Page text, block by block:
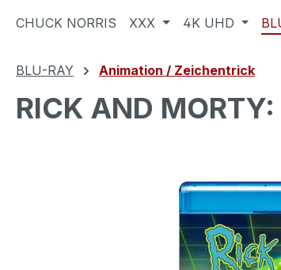
CHUCK NORRIS
XXX 4K UHD
BLU-RAY Animation / Zeichentrick
RICK AND